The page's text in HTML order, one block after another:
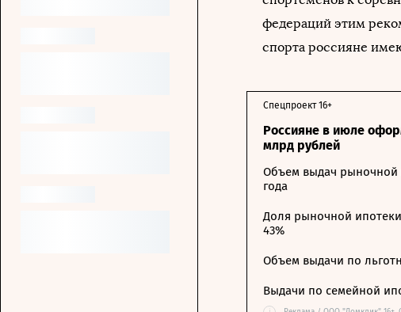
федераций этим
спорта россияне
Россияне в июле
млрд рублей
Спецпроект 16+
Объем выдач рыночной
года
Доля рыночной
43%
Объем выдачи по
Выдачи по семейной